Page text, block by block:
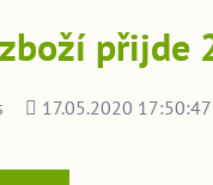
přijde
Přidáno
17.05.2020 17:50:47